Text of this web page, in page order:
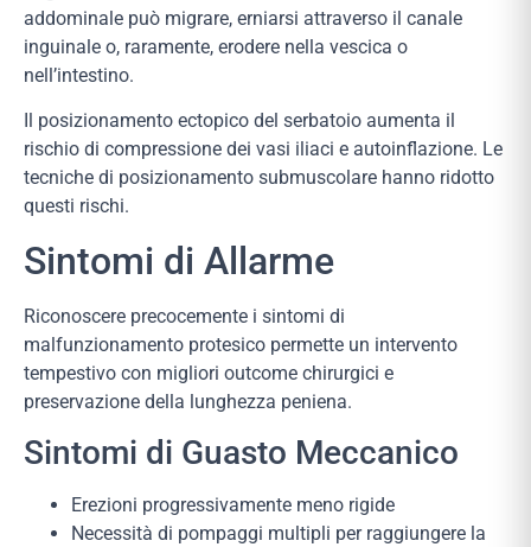
addominale può migrare, erniarsi attraverso il canale
inguinale o, raramente, erodere nella vescica o
nell’intestino.
Il posizionamento ectopico del serbatoio aumenta il
rischio di compressione dei vasi iliaci e autoinflazione. Le
tecniche di posizionamento submuscolare hanno ridotto
questi rischi.
Sintomi di Allarme
Riconoscere precocemente i sintomi di
malfunzionamento protesico permette un intervento
tempestivo con migliori outcome chirurgici e
preservazione della lunghezza peniena.
Sintomi di Guasto Meccanico
Erezioni progressivamente meno rigide
Necessità di pompaggi multipli per raggiungere la